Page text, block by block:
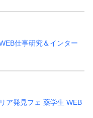
仕事研究＆インター
ア発見フェ 薬学生 WEB